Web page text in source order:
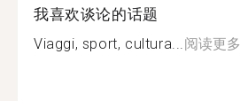
我喜欢谈论的话题
Viaggi, sport, cultura...阅读更多